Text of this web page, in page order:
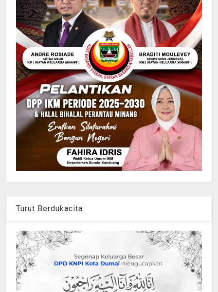
Turut Berdukacita